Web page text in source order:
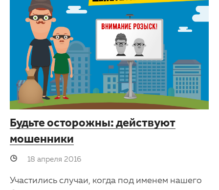
Будьте осторожны: действуют
мошенники
18 апреля 2016
Участились случаи, когда под именем нашего